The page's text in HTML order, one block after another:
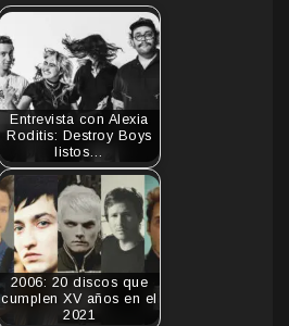
Entrevista con Alexia
Roditis: Destroy Boys
listos…
2006: 20 discos que
cumplen XV años en el
2021